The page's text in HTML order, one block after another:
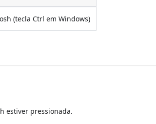
(tecla Ctrl em Windows)
estiver pressionada.